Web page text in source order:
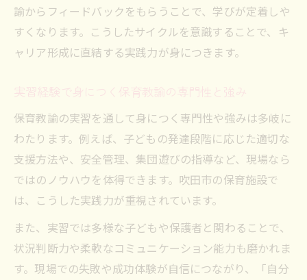
諭からフィードバックをもらうことで、学びが定着しや
すくなります。こうしたサイクルを意識することで、キ
ャリア形成に直結する実践力が身につきます。
実習経験で身につく保育教諭の専門性と強み
保育教諭の実習を通して身につく専門性や強みは多岐に
わたります。例えば、子どもの発達段階に応じた適切な
支援方法や、安全管理、集団遊びの指導など、現場なら
ではのノウハウを体得できます。吹田市の保育施設で
は、こうした実践力が重視されています。
また、実習では多様な子どもや保護者と関わることで、
状況判断力や柔軟なコミュニケーション能力も磨かれま
す。現場での失敗や成功体験が自信につながり、「自分